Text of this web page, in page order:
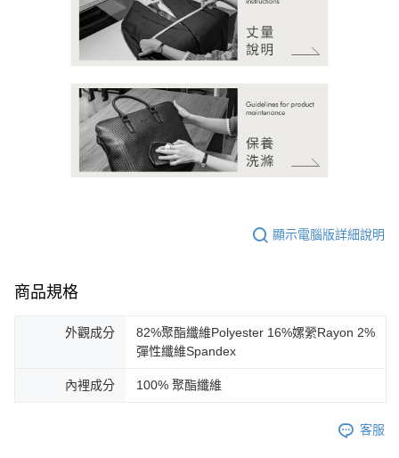
顯示電腦版詳細說明
商品規格
外觀成分
82%聚酯纖維Polyester 16%嫘縈Rayon 2%
彈性纖維Spandex
內裡成分 100% 聚酯纖維
客服